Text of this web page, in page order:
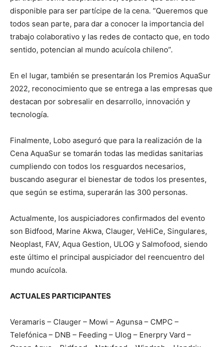
disponible para ser partícipe de la cena. “Queremos que
todos sean parte, para dar a conocer la importancia del
trabajo colaborativo y las redes de contacto que, en todo
sentido, potencian al mundo acuícola chileno”.
En el lugar, también se presentarán los Premios AquaSur
2022, reconocimiento que se entrega a las empresas que
destacan por sobresalir en desarrollo, innovación y
tecnología.
Finalmente, Lobo aseguró que para la realización de la
Cena AquaSur se tomarán todas las medidas sanitarias
cumpliendo con todos los resguardos necesarios,
buscando asegurar el bienestar de todos los presentes,
que según se estima, superarán las 300 personas.
Actualmente, los auspiciadores confirmados del evento
son Bidfood, Marine Akwa, Clauger, VeHiCe, Singulares,
Neoplast, FAV, Aqua Gestion, ULOG y Salmofood, siendo
este último el principal auspiciador del reencuentro del
mundo acuícola.
ACTUALES PARTICIPANTES
Veramaris – Clauger – Mowi – Agunsa – CMPC –
Telefónica – DNB – Feeding – Ulog – Enerpry Vard –